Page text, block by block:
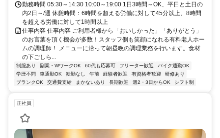
勤務時間 05:30～14:30 10:00～19:00 1日3時間～OK、平日と土日の
内2日～/週 休憩時間：6時間を超える労働に対して45分以上、8時間
を超える労働に対して1時間以上
仕事内容 仕事内容 ご利用者様から「おいしかった」「ありがとう」
のお言葉を頂く機会が多数！スタッフ側も笑顔になれる有料老人ホー
ムの調理師！ メニューに沿って朝昼晩の調理業務を行います。食材
の下ごしら...
制服あり 副業・WワークOK 60代も応募可 フリーター歓迎
バイク通勤OK
学歴不問
車通勤OK 転勤なし 午前 経験者歓迎 有資格者歓迎
研修あり
ブランクOK
交通費支給 まかないあり 長期歓迎 週2・3日からOK シフト制
正社員